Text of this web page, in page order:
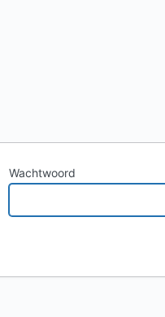
Wachtwoord